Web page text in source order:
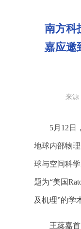
南方科
嘉应邀
来
5月12日
地球内部物
球与空间科
题为“美国
及机理”的学
王蕊嘉首